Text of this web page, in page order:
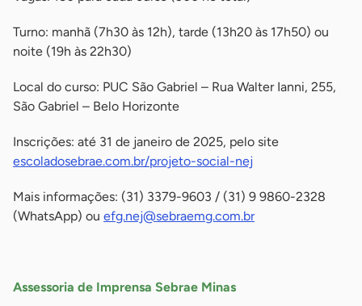
Turno: manhã (7h30 às 12h), tarde (13h20 às 17h50) ou
noite (19h às 22h30)
Local do curso: PUC São Gabriel – Rua Walter Ianni, 255,
São Gabriel – Belo Horizonte
Inscrições: até 31 de janeiro de 2025, pelo site
escoladosebrae.com.br/projeto-social-nej
Mais informações: (31) 3379-9603 / (31) 9 9860-2328
(WhatsApp) ou efg.nej@sebraemg.com.br
Assessoria de Imprensa Sebrae Minas